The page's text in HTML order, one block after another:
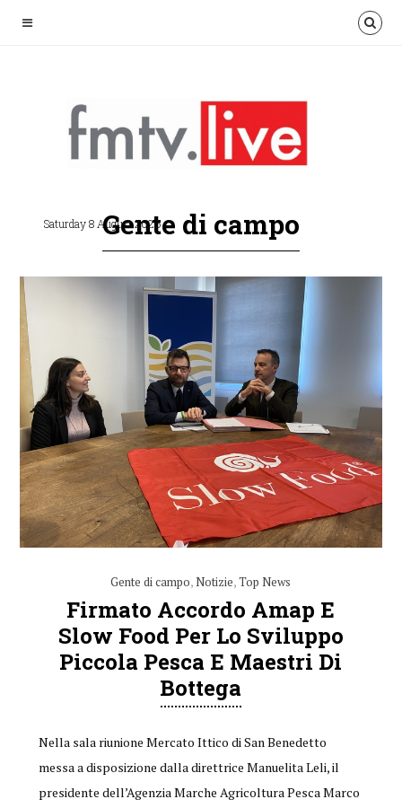
Saturday 8 August 2026Gente di campo
Gente di campo,Notizie,Top News
Firmato Accordo Amap E
Slow Food Per Lo Sviluppo
Piccola Pesca E Maestri Di
Bottega
Nella sala riunione Mercato Ittico di San Benedetto
messa a disposizione dalla direttrice Manuelita Leli, il
presidente dell’Agenzia Marche Agricoltura Pesca Marco